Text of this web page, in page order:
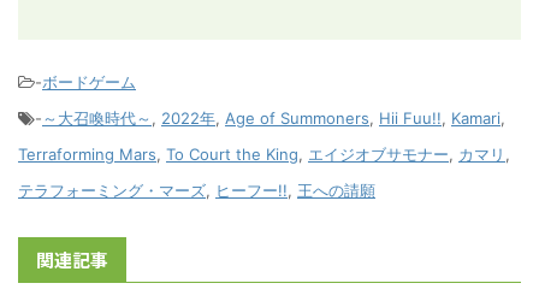
-ボードゲーム
-～大召喚時代～ , 2022年, Age of Summoners, Hii Fuu!!, Kamari,
Terraforming Mars, To Court the King, エイジオブサモナー, カマリ ,
テラフォーミング・マーズ, ヒーフー!!, 王への請願
関連記事